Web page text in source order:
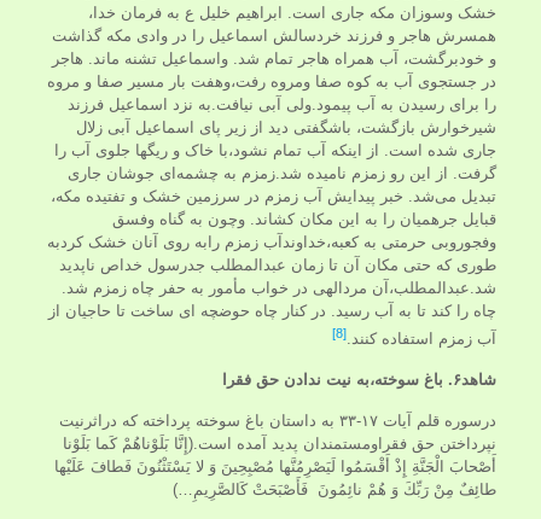
خشک وسوزان مکه جاری است. ابراهیم خلیل ع به فرمان خدا،
همسرش هاجر و فرزند خردسالش اسماعیل را در وادی مکه گذاشت
و خودبرگشت، آب همراه هاجر تمام شد. واسماعیل تشنه ماند. هاجر
در جستجوی آب به کوه صفا ومروه رفت،وهفت بار مسیر صفا و مروه
را برای رسیدن به آب پیمود.ولی آبی نیافت.به نزد اسماعیل فرزند
شیرخوارش بازگشت، باشگفتی دید از زیر پای اسماعیل آبی زلال
جاری شده است. از اینکه آب تمام نشود،با خاک و ریگها جلوی آب را
گرفت. از این رو زمزم نامیده شد.زمزم به چشمه‌ای جوشان جاری
تبدیل می‌شد. خبر پیدایش آب زمزم در سرزمین خشک و تفتیده مکه،
قبایل جرهمیان را به این مکان کشاند. وچون به گناه وفسق
وفجوروبی حرمتی به کعبه،خداوندآب زمزم رابه روی آنان خشک کردبه
طوری که حتی مکان آن تا زمان عبدالمطلب جدرسول خداص ناپدید
شد.عبدالمطلب،آن مردالهی در خواب مأمور به حفر چاه زمزم شد.
چاه را کند تا به آب رسید. در کنار چاه حوضچه ای ساخت تا حاجیان از
آب زمزم استفاده کنند.[8]
شاهد۶. باغ سوخته،به نیت ندادن حق فقرا
درسوره قلم آیات ۱۷-۳۳ به داستان باغ سوخته پرداخته که دراثرنیت
نپرداختن حق فقراومستمندان پدید آمده است.(إِنَّا بَلَوْناهُمْ كَما بَلَوْنا
أَصْحابَ الْجَنَّةِ إِذْ أَقْسَمُوا لَيَصْرِمُنَّها مُصْبِحِينَ وَ لا يَسْتَثْنُونَ فَطافَ عَلَيْها
طائِفٌ مِنْ رَبِّكَ وَ هُمْ نائِمُونَ فَأَصْبَحَتْ كَالصَّرِيمِ…)